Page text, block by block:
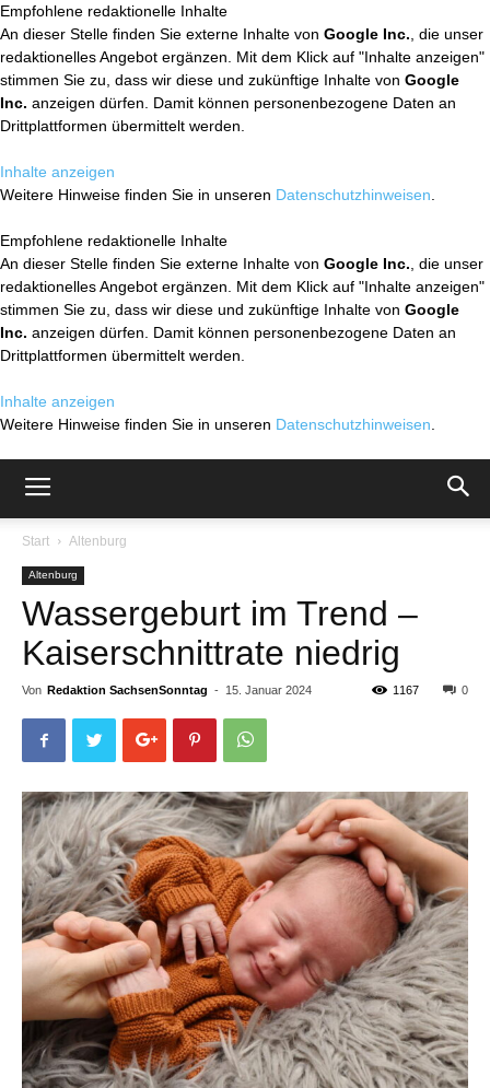
Empfohlene redaktionelle Inhalte
An dieser Stelle finden Sie externe Inhalte von Google Inc. , die unser
redaktionelles Angebot ergänzen. Mit dem Klick auf "Inhalte anzeigen"
stimmen Sie zu, dass wir diese und zukünftige Inhalte von Google
Inc. anzeigen dürfen. Damit können personenbezogene Daten an
Drittplattformen übermittelt werden.
Inhalte anzeigen
Weitere Hinweise finden Sie in unseren Datenschutzhinweisen
Empfohlene redaktionelle Inhalte
An dieser Stelle finden Sie externe Inhalte von Google Inc. , die unser
redaktionelles Angebot ergänzen. Mit dem Klick auf "Inhalte anzeigen"
stimmen Sie zu, dass wir diese und zukünftige Inhalte von Google
Inc. anzeigen dürfen. Damit können personenbezogene Daten an
Drittplattformen übermittelt werden.
Inhalte anzeigen
Weitere Hinweise finden Sie in unseren Datenschutzhinweisen
Start Altenburg
Altenburg
Wassergeburt im Trend –
Kaiserschnittrate niedrig
Von Redaktion SachsenSonntag - 15. Januar 2024 0
1167